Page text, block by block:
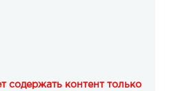
содержать контент только